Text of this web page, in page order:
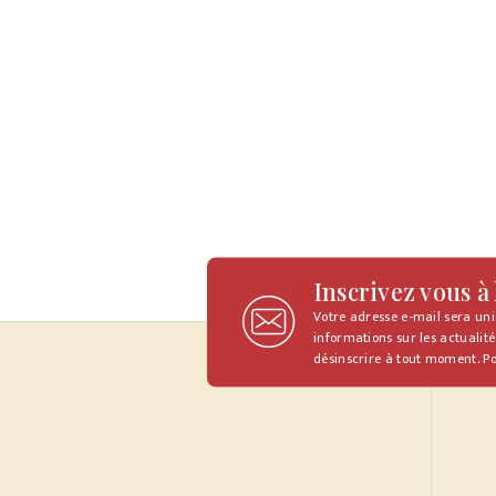
Inscrivez vous
Votre adresse e-mail sera
informations sur les
désinscrire à tout moment.